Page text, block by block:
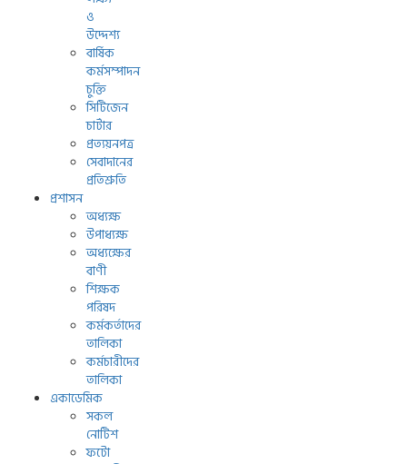
ও
উদ্দেশ্য
বার্ষিক
কর্মসম্পাদন
চুক্তি
সিটিজেন
চার্টার
প্রত্যয়নপত্র
সেবাদানের
প্রতিশ্রুতি
প্রশাসন
অধ্যক্ষ
উপাধ্যক্ষ
অধ্যক্ষের
বাণী
শিক্ষক
পরিষদ
কর্মকর্তাদের
তালিকা
কর্মচারীদের
তালিকা
একাডেমিক
সকল
নোটিশ
ফটো